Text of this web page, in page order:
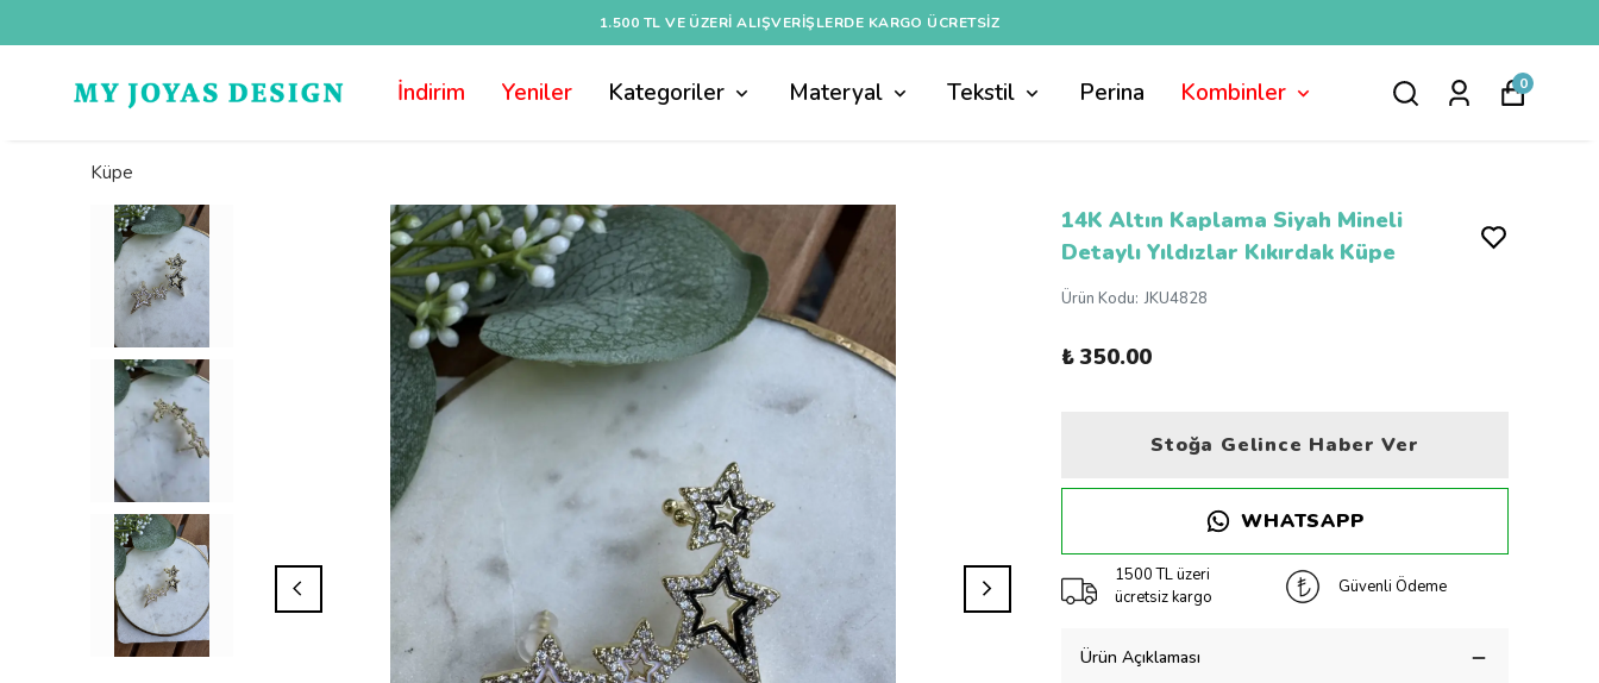
1.500 TL VE ÜZERI ALIŞVERIŞLERDE KARGO ÜCRETSİZ
İndirim Yeniler Kategoriler Materyal Tekstil Perina Kombinler 0
Küpe
14K Altın Kaplama Siyah Mineli
Detaylı Yıldızlar Kıkırdak Küpe
Ürün Kodu: JKU4828
₺ 350.00
Stoğa Gelince Haber Ver
WHATSAPP
1500 TL üzeri
ücretsiz kargo
Güvenli Ödeme
Ürün Açıklaması